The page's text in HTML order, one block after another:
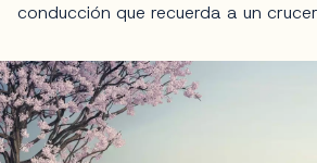
conducción que recuerda a un